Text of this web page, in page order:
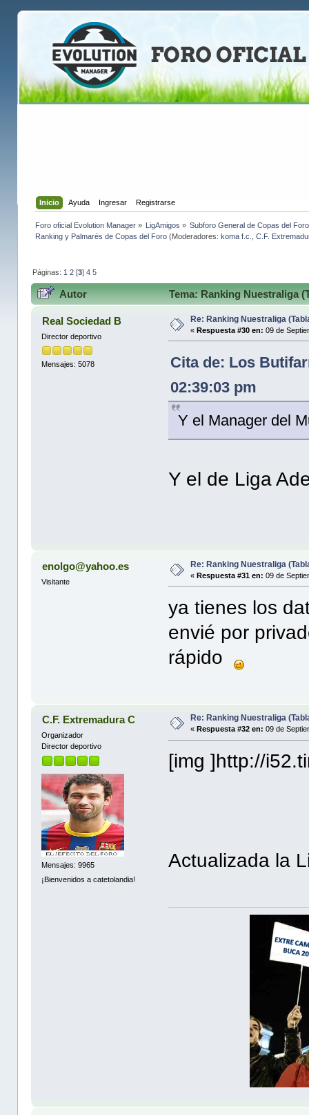
Inicio Ayuda Ingresar Registrarse
Foro oficial Evolution Manager» LigAmigos » Subforo General de Copas del
Ranking y Palmarés de Copas del Foro(Moderadores: koma f.c. C.F.
Páginas: 1 2[3] 4 5
Autor Tema: Ranking Nuestraliga
Real Sociedad B
Director deportivo
Mensajes: 5078
Re: Ranking Nuestraliga
«Respuesta #30 en: 09 de
Cita de: Los
02:39:03 pm
Y el Manager del
Y el de Liga
enolgo@yahoo.es
Visitante
Re: Ranking Nuestraliga
«Respuesta #31 en: 09 de
ya tienes los
envié por
rápido
C.F. Extremadura C
Organizador
Director deportivo
Mensajes: 9965
¡Bienvenidos a catetolandia!
Re: Ranking Nuestraliga
«Respuesta #32 en: 09 de
[img ]http://
Actualizada la